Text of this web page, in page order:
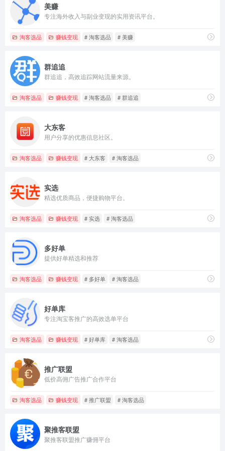
美赚
专注海外收入与副业变现的实用资讯平台。
淘客选品 赚钱变现 # 淘客选品 # 美赚
群追追
群追追，高效追踪网站流量来源。
淘客选品 赚钱变现 # 淘客选品 # 群追追
大东客
用户分享的优惠信息社区。
淘客选品 赚钱变现 # 大东客 # 淘客选品
实选
精选优质商品，便捷购物平台。
淘客选品 赚钱变现 # 实选 # 淘客选品
多好单
提供好单精选和推荐
淘客选品 赚钱变现 # 多好单 # 淘客选品
好单库
专注淘宝客推广的高效选单平台
淘客选品 赚钱变现 # 好单库 # 淘客选品
推广联盟
低价高佣广告推广合作平台
淘客选品 赚钱变现 # 推广联盟 # 淘客选品
聚推客联盟
聚推客联盟推广赚佣平台